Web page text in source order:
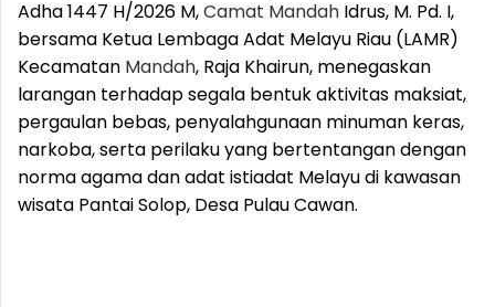
Adha 1447 H/2026 M,Camat Mandah Idrus, M. Pd. I,
bersama Ketua Lembaga Adat Melayu Riau (LAMR)
Kecamatan Mandah, Raja Khairun, menegaskan
larangan terhadap segala bentuk aktivitas maksiat,
pergaulan bebas, penyalahgunaan minuman keras,
narkoba, serta perilaku yang bertentangan dengan
norma agama dan adat istiadat Melayu di kawasan
wisata Pantai Solop, Desa Pulau Cawan.